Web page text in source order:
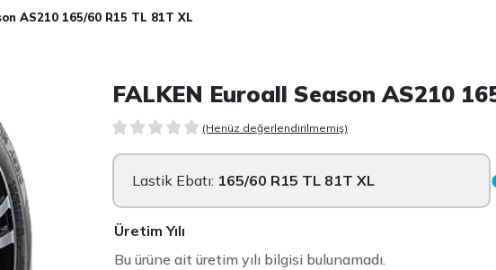
AS210 165/60 R15 TL 81T XL
FALKEN Euroall Season AS210
(Henüz değerlendirilmemiş)
Lastik Ebatı: 165/60 R15 TL 81T XL
Üretim Yılı
Bu ürüne ait üretim yılı bilgisi bulunamadı.